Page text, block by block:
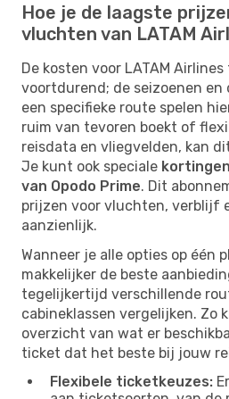
Hoe je de laagste
vluchten van LATAM
De kosten voor LATAM
voortdurend; de seizoenen en
een specifieke route spelen
ruim van tevoren boekt of
reisdata en vliegvelden, kan
Je kunt ook speciale
van Opodo Prime. Dit
prijzen voor vluchten, verblijf
aanzienlijk.
Wanneer je alle opties op één
makkelijker de beste
tegelijkertijd verschillende
cabineklassen vergelijken. Zo
overzicht van wat er
ticket dat het beste bij jouw
Flexibele ticketkeuzes: